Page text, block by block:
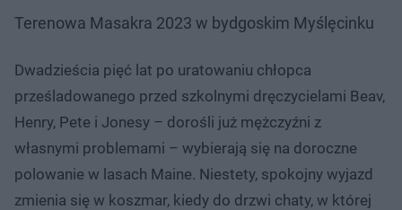
Terenowa Masakra 2023 w bydgoskim Myślęcinku
Dwadzieścia pięć lat po uratowaniu chłopca
prześladowanego przed szkolnymi dręczycielami Beav,
Henry, Pete i Jonesy – dorośli już mężczyźni z
własnymi problemami – wybierają się na doroczne
polowanie w lasach Maine. Niestety, spokojny wyjazd
zmienia się w koszmar, kiedy do drzwi chaty, w której